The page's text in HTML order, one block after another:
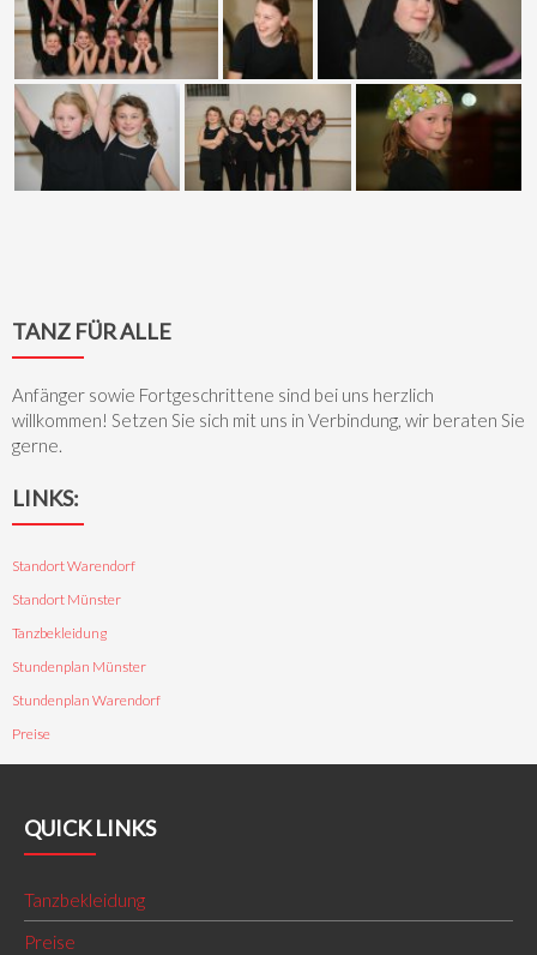
TANZ FÜR ALLE
Anfänger sowie Fortgeschrittene sind bei uns herzlich
willkommen! Setzen Sie sich mit uns in Verbindung, wir beraten Sie
gerne.
LINKS:
Standort Warendorf
Standort Münster
Tanzbekleidung
Stundenplan Münster
Stundenplan Warendorf
Preise
QUICK LINKS
Tanzbekleidung
Preise